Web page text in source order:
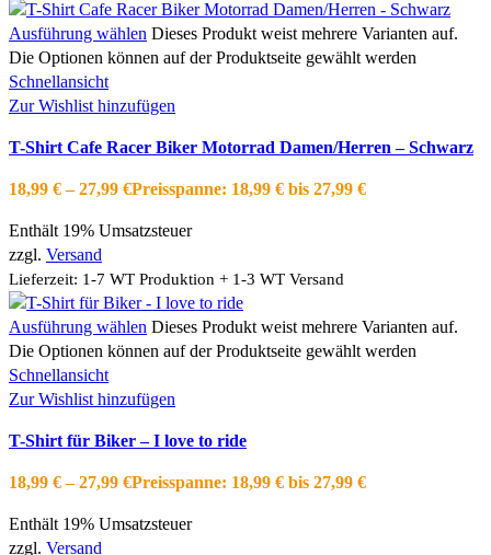
Ausführung wählen Dieses Produkt weist mehrere Varianten auf.
Die Optionen können auf der Produktseite gewählt werden
Schnellansicht
Zur Wishlist hinzufügen
T-Shirt Cafe Racer Biker Motorrad Damen/Herren – Schwarz
18,99 € –27,99 €Preisspanne: 18,99 € bis 27,99 €
Enthält 19% Umsatzsteuer
zzgl. Versand
Lieferzeit: 1-7 WT Produktion + 1-3 WT Versand
Ausführung wählen Dieses Produkt weist mehrere Varianten auf.
Die Optionen können auf der Produktseite gewählt werden
Schnellansicht
Zur Wishlist hinzufügen
T-Shirt für Biker – I love to ride
18,99 € –27,99 €Preisspanne: 18,99 € bis 27,99 €
Enthält 19% Umsatzsteuer
zzgl. Versand